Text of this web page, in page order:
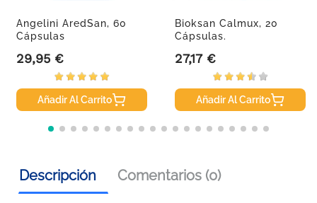
Angelini AredSan, 60
Cápsulas
Precio
29,95 €
Añadir Al Carrito
Bioksan Calmux, 20
Cápsulas.
Precio
27,17 €
Añadir Al Carrito
Descripción Comentarios (0)